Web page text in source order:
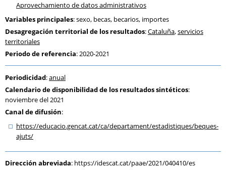
Aprovechamiento de datos administrativos
Variables principales: sexo, becas, becarios, importes
Desagregación territorial de los resultados:Cataluña,servicios
territoriales
Periodo de referencia: 2020-2021
Periodicidad:anual
Calendario de disponibilidad de los resultados sintéticos:
noviembre del 2021
Canal de difusión:
https://educacio.gencat.cat/ca/departament/estadistiques/beques-
ajuts/
Dirección abreviada: https://idescat.cat/paae/2021/040410/es